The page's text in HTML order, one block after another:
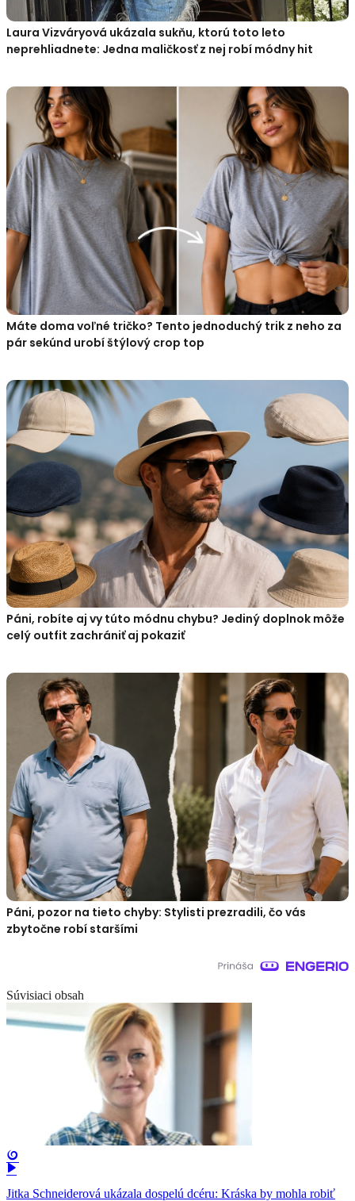
Laura Vizváryová ukázala sukňu, ktorú toto leto
neprehliadnete: Jedna maličkosť z nej robí módny hit
Máte doma voľné tričko? Tento jednoduchý trik z neho za
pár sekúnd urobí štýlový crop top
Páni, robíte aj vy túto módnu chybu? Jediný doplnok môže
celý outfit zachrániť aj pokaziť
Páni, pozor na tieto chyby: Stylisti prezradili, čo vás
zbytočne robí staršími
Súvisiaci obsah
Jitka Schneiderová ukázala dospelú dcéru: Kráska by mohla robiť